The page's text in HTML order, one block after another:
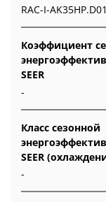
RAC-I-AK35HP.D01
Коэффициент
SEER
-
Класс сезонной
SEER
-